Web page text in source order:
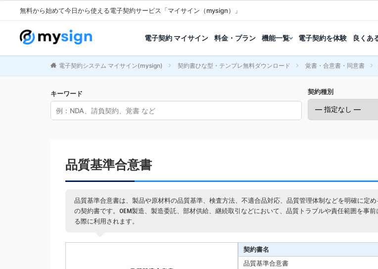
無料から始めて今日から使える電子契約サービス「マイサイン（mysign）」
電子契約 マイサイン 料金・プラン 機能一覧 電子契約を体験 良くあ
電子契約システム マイサイン(mysign) 契約書ひな型・テンプレ無料ダウンロード 覚書・合意書・同意書
キーワード 契約種別
品質基準合意書
品質基準合意書は、製品や原材料の品質基準、検査方法、不適合品対応、品質管理体制などを明確に定め
の契約書です。OEM製造、製造委託、部材供給、継続取引などにおいて、品質トラブルや責任範囲を事前
る際に利用されます。
契約書名
品質基準合意書